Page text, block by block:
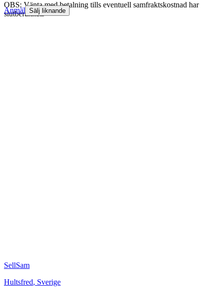
OBS: Vänta med betalning tills eventuell samfraktskostnad har
slutberäknats
Anmäl Sälj liknande
SellSam
Hultsfred, Sverige